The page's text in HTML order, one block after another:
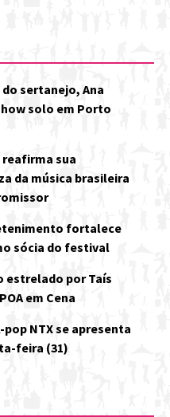
sertanejo, Ana
solo em Porto
sua
da música brasileira
fortalece
sócia do festival
estrelado por Taís
em Cena
pop NTX se apresenta
feira (31)